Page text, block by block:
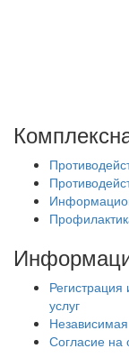
услуг
Независимая
Согласие на